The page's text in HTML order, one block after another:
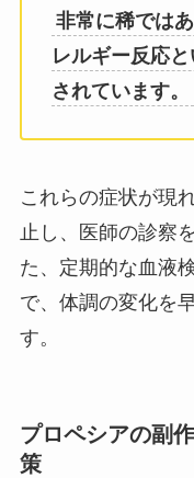
非常に稀では
レルギー反応
されています。
これらの症状が現
止し、医師の診察
た、定期的な血液
で、体調の変化を
す。
プロペシアの副
策